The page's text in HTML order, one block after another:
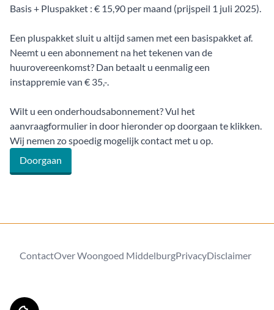
Basis + Pluspakket : € 15,90 per maand (prijspeil 1 juli 2025).
Een pluspakket sluit u altijd samen met een basispakket af.
Neemt u een abonnement na het tekenen van de
huurovereenkomst? Dan betaalt u eenmalig een
instappremie van € 35,-.
Wilt u een onderhoudsabonnement? Vul het
aanvraagformulier in door hieronder op doorgaan te klikken.
Wij nemen zo spoedig mogelijk contact met u op.
Doorgaan
ContactOver Woongoed MiddelburgPrivacyDisclaimer